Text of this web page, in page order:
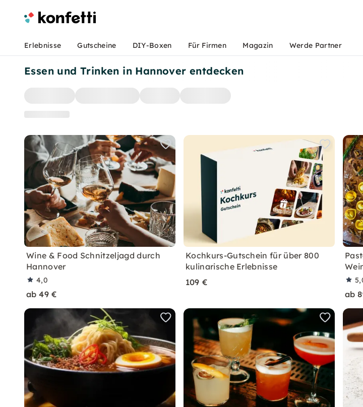
Essen und Trinken in Hannover entdecken
Wine & Food Schnitzeljagd durch
Hannover
4,0
ab 49 €
Kochkurs-Gutschein für über 800
kulinarische Erlebnisse
109 €
ab
Erlebnisse Gutscheine DIY-Boxen Für Firmen Magazin Werde Partner